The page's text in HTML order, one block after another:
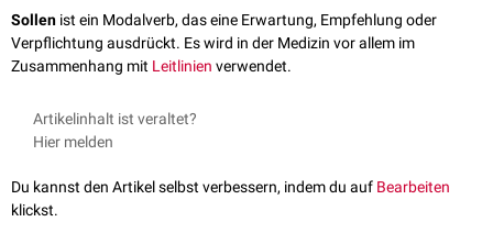
Sollen ist ein Modalverb, das eine Erwartung, Empfehlung oder
Verpflichtung ausdrückt. Es wird in der Medizin vor allem im
Zusammenhang mit Leitlinien verwendet.
Artikelinhalt ist veraltet?
Hier melden
Du kannst den Artikel selbst verbessern, indem du auf Bearbeiten
klickst.